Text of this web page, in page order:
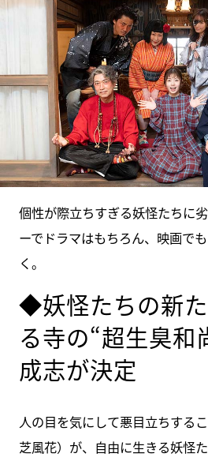
個性が際立ちすぎる妖怪たちに
ーでドラマはもちろん、映画で
く。
◆妖怪たちの新
る寺の“超生臭和
成志が決定
人の目を気にして悪目立ちする
芝風花）が、自由に生きる妖怪